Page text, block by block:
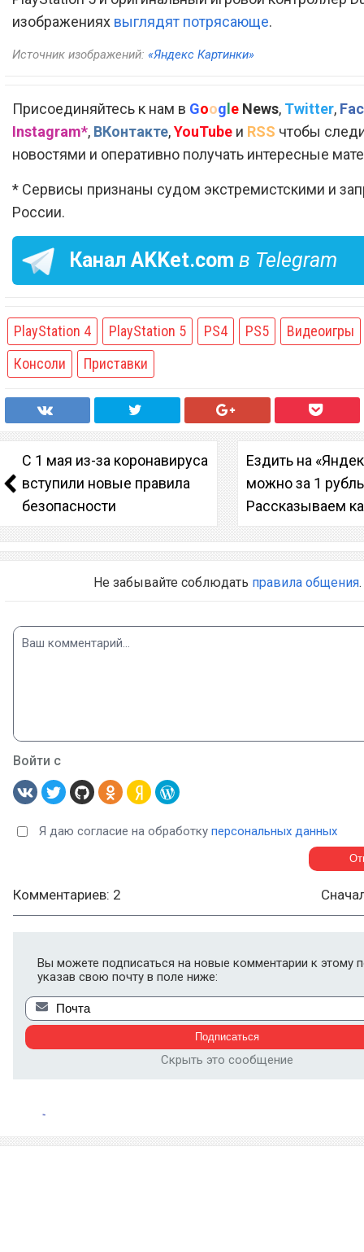
изображениях выглядят потрясающе.
Источник изображений: «Яндекс Картинки»
Присоединяйтесь к нам в Google News, Twitter,
Instagram*, ВКонтакте,YouTube и RSS чтобы
новостями и оперативно получать интересные
* Сервисы признаны судом экстремистскими и
России.
Канал AKKet.com в Telegram
PlayStation 4 PlayStation 5 PS4 PS5
Видеоигры
Консоли
Приставки
С 1 мая из-за коронавируса
вступили новые правила
безопасности
Ездить на
можно за 1
Рассказываем
Не забывайте соблюдать правила общения.
Войти с
Я даю согласие на обработку персональных данных
Комментариев: 2
Вы можете подписаться на новые комментарии к этому
указав свою почту в поле ниже:
Скрыть это сообщение